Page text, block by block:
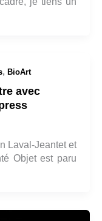
, BioArt
avec
Laval-Jeantet et
Objet est paru